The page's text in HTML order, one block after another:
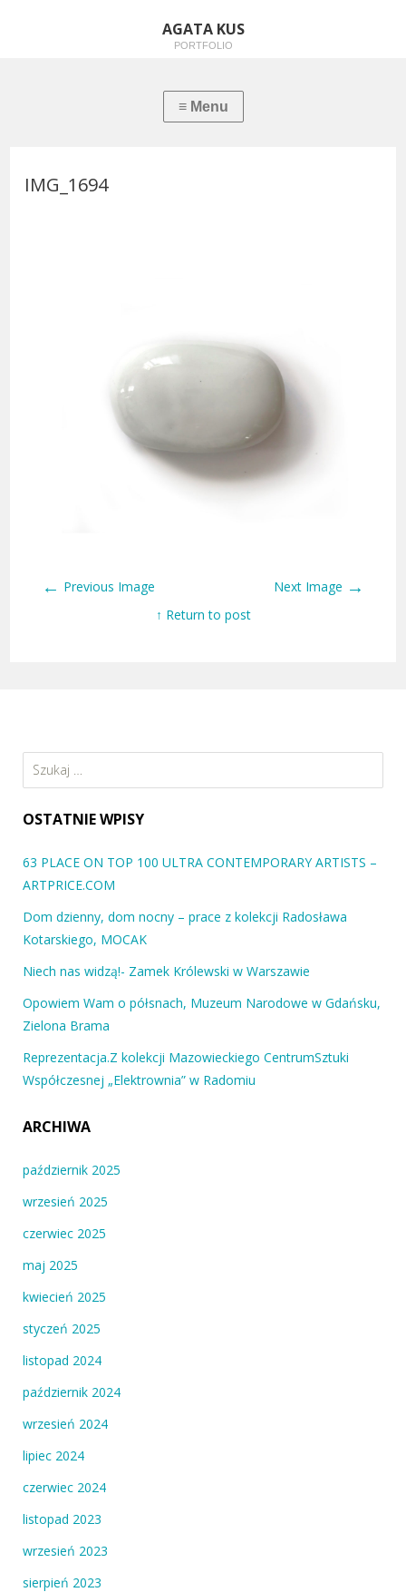
AGATA KUS
PORTFOLIO
IMG_1694
← Previous Image Next Image →
↑ Return to post
Szukaj:
OSTATNIE WPISY
63 PLACE ON TOP 100 ULTRA CONTEMPORARY ARTISTS –
ARTPRICE.COM
Dom dzienny, dom nocny – prace z kolekcji Radosława
Kotarskiego, MOCAK
Niech nas widzą!- Zamek Królewski w Warszawie
Opowiem Wam o półsnach, Muzeum Narodowe w Gdańsku,
Zielona Brama
Reprezentacja.Z kolekcji Mazowieckiego CentrumSztuki
Współczesnej „Elektrownia” w Radomiu
ARCHIWA
październik 2025
wrzesień 2025
czerwiec 2025
maj 2025
kwiecień 2025
styczeń 2025
listopad 2024
październik 2024
wrzesień 2024
lipiec 2024
czerwiec 2024
listopad 2023
wrzesień 2023
sierpień 2023